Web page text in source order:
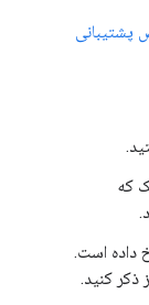
که
داده است.
ذکر کنید.